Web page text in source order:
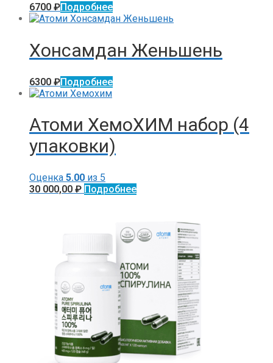
6700 ₽Подробнее
Хонсамдан Женьшень
6300 ₽Подробнее
Атоми ХемоХИМ набор (4
упаковки)
Оценка 5.00 из 5
30 000,00 ₽ Подробнее